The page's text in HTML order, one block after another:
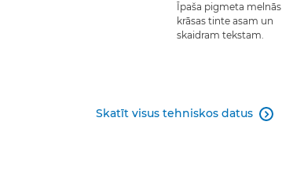
Īpaša pigmeta melnās
krāsas tinte asam un
skaidram tekstam.
Skatīt visus tehniskos datus 